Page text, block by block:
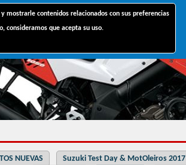
mostrarle contenidos relacionados con sus preferencias
consideramos que acepta su uso.
Jump to navigation
NUEVAS Suzuki Test Day & MotOleiros 2017